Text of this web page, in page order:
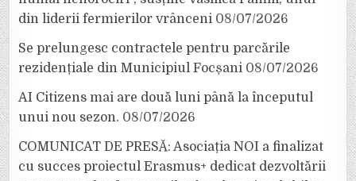
din liderii fermierilor vrânceni 08/07/2026
Se prelungesc contractele pentru parcările
rezidențiale din Municipiul Focșani 08/07/2026
AI Citizens mai are două luni până la începutul
unui nou sezon. 08/07/2026
COMUNICAT DE PRESĂ: Asociația NOI a finalizat
cu succes proiectul Erasmus+ dedicat dezvoltării